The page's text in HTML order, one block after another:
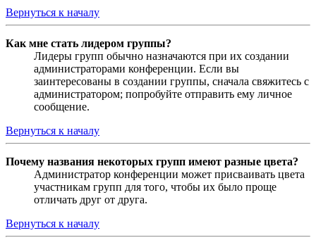
Вернуться к началу
Как мне стать лидером группы?
Лидеры групп обычно назначаются при их создании
администраторами конференции. Если вы
заинтересованы в создании группы, сначала свяжитесь с
администратором; попробуйте отправить ему личное
сообщение.
Вернуться к началу
Почему названия некоторых групп имеют разные цвета?
Администратор конференции может присваивать цвета
участникам групп для того, чтобы их было проще
отличать друг от друга.
Вернуться к началу